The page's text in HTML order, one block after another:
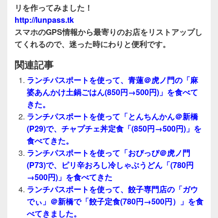
リを作ってみました！
http://lunpass.tk
スマホのGPS情報から最寄りのお店をリストアップし
てくれるので、迷った時にわりと便利です。
関連記事
ランチパスポートを使って、青蓮＠虎ノ門の「麻
婆あんかけ土鍋ごはん(850円→500円)」を食べて
きた。
ランチパスポートを使って「とんちんかん＠新橋
(P29)で、チャプチェ丼定食「(850円→500円)」を
食べてきた。
ランチパスポートを使って「おぴっぴ＠虎ノ門
(P73)で、ピリ辛おろし冷しゃぶうどん「(780円
→500円)」を食べてきた
ランチパスポートを使って、餃子専門店の「ガウ
でぃ」＠新橋で「餃子定食(780円→500円）」を食
べてきました。